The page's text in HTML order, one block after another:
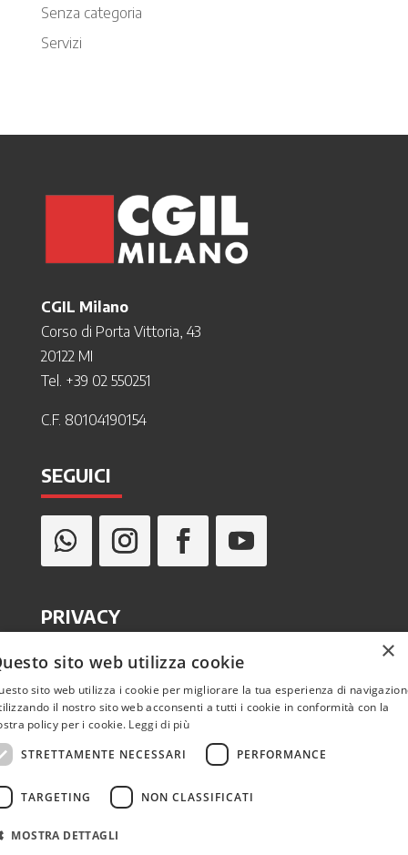
Senza categoria
Servizi
CGIL Milano
Corso di Porta Vittoria, 43
20122 MI
Tel. +39 02 550251
C.F. 80104190154
SEGUICI
PRIVACY
Informativa privacy
Cookie policy
×
sito web utilizza cookie
sito web utilizza i cookie per migliorare la tua esperienza di
il nostro sito web acconsenti a tutti i cookie in conformità con la
policy per i cookie. Leggi di più
STRETTAMENTE NECESSARI
PERFORMANCE
TARGETING NON CLASSIFICATI
MOSTRA DETTAGLI